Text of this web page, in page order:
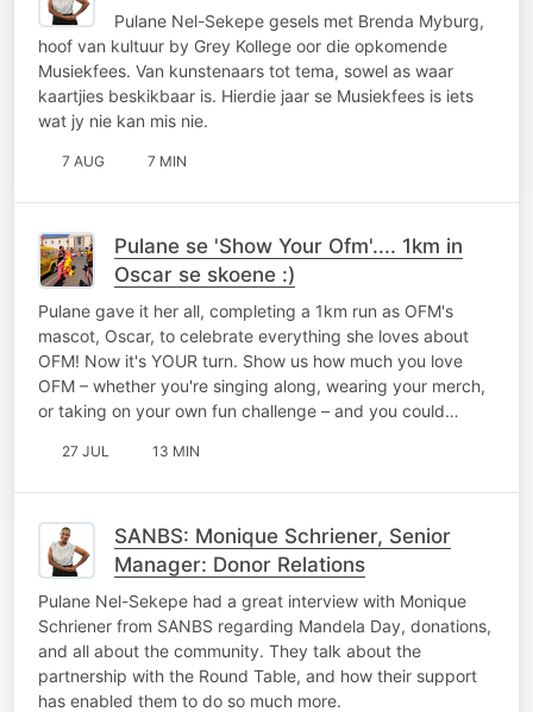
Pulane Nel-Sekepe gesels met Brenda Myburg,
hoof van kultuur by Grey Kollege oor die opkomende
Musiekfees. Van kunstenaars tot tema, sowel as waar
kaartjies beskikbaar is. Hierdie jaar se Musiekfees is iets
wat jy nie kan mis nie.
7 AUG 7 MIN
Pulane se 'Show Your Ofm'.... 1km in
Oscar se skoene :)
Pulane gave it her all, completing a 1km run as OFM's
mascot, Oscar, to celebrate everything she loves about
OFM! Now it's YOUR turn. Show us how much you love
OFM – whether you're singing along, wearing your merch,
or taking on your own fun challenge – and you could…
27 JUL 13 MIN
SANBS: Monique Schriener, Senior
Manager: Donor Relations
Pulane Nel-Sekepe had a great interview with Monique
Schriener from SANBS regarding Mandela Day, donations,
and all about the community. They talk about the
partnership with the Round Table, and how their support
has enabled them to do so much more.